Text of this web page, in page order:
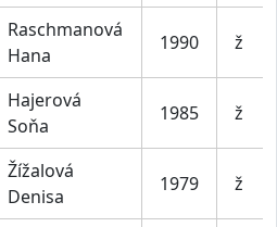
Raschmanová
Hana
1990 ž
Hajerová
Soňa
1985 ž
Žížalová
Denisa
1979 ž